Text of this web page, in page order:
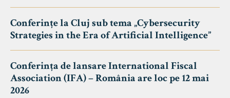
Conferințe la Cluj sub tema „Cybersecurity
Strategies in the Era of Artificial Intelligence”
Conferința de lansare International Fiscal
Association (IFA) – România are loc pe 12 mai
2026